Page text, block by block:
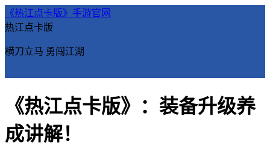
《热江点卡版》手游官网
热江点卡版
横刀立马 勇闯江湖
《热江点卡版》：装备升级养
成讲解！